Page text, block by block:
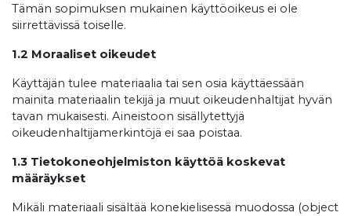
Tämän sopimuksen mukainen käyttöoikeus ei ole
siirrettävissä toiselle.
1.2 Moraaliset oikeudet
Käyttäjän tulee materiaalia tai sen osia käyttäessään
mainita materiaalin tekijä ja muut oikeudenhaltijat hyvän
tavan mukaisesti. Aineistoon sisällytettyjä
oikeudenhaltijamerkintöjä ei saa poistaa.
1.3 Tietokoneohjelmiston käyttöä koskevat
määräykset
Mikäli materiaali sisältää konekielisessä muodossa (object